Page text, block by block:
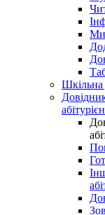
Шкільна